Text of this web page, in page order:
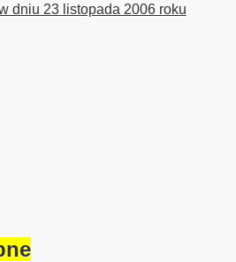
dniu 23 listopada 2006 roku